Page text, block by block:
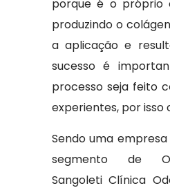
porque é o próprio
produzindo o
a aplicação e
sucesso é
processo seja feito
experientes, por
Sendo uma
segmento de
Sangoleti Clínica